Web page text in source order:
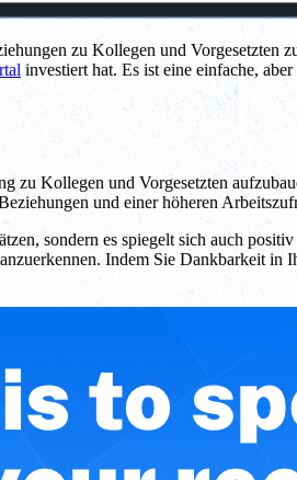
zu Kollegen und Vorgesetzten
investiert hat. Es ist eine einfache,
Kollegen und Vorgesetzten
und einer höheren
sondern es spiegelt sich auch
Indem Sie Dankbarkeit in